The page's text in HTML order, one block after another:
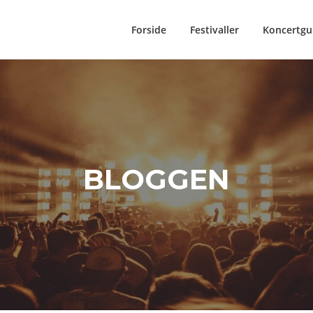
Forside Festivaller
BLOGGEN